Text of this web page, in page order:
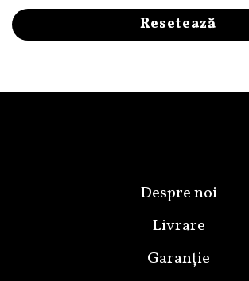
Despre noi
Livrare
Garanție